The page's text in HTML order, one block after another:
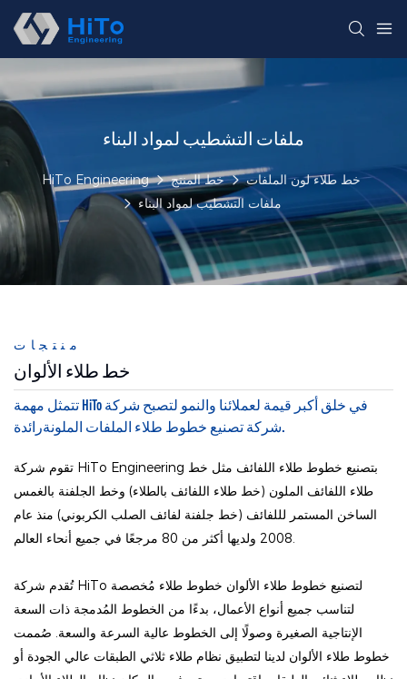
ملفات التشطيب لمواد البناء
HiTo Engineering خط المنتج
خط طلاء لون الملفات
ملفات التشطيب لمواد البناء
منتجات
خط طلاء الألوان
تتمثل مهمة HiTo في خلق أكبر قيمة لعملائنا والنمو لتصبح شركة
رائدة
شركة تصنيع خطوط طلاء الملفات الملونة.
تقوم شركة HiTo Engineering بتصنيع خطوط طلاء اللفائف مثل خط
طلاء اللفائف الملون (خط طلاء اللفائف بالطلاء) وخط الجلفنة بالغمس
الساخن المستمر لللفائف (خط جلفنة لفائف الصلب الكربوني) منذ عام
2008 ولديها أكثر من 80 مرجعًا في جميع أنحاء العالم.
تُقدم شركة HiTo لتصنيع خطوط طلاء الألوان خطوط طلاء مُخصصة
لتناسب جميع أنواع الأعمال، بدءًا من الخطوط المُدمجة ذات السعة
الإنتاجية الصغيرة وصولًا إلى الخطوط عالية السرعة والسعة. صُممت
خطوط طلاء الألوان لدينا لتطبيق نظام طلاء ثلاثي الطبقات عالي الجودة أو